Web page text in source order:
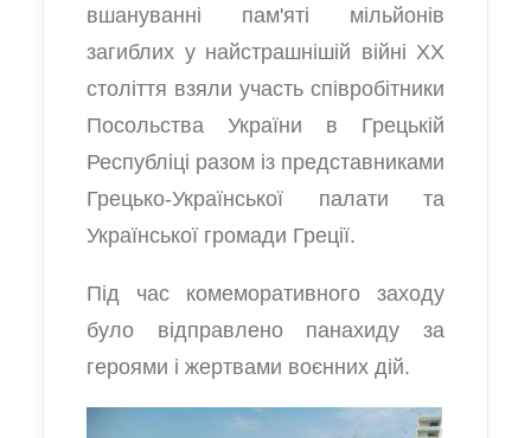
вшануванні пам'яті мільйонів
загиблих у найстрашнішій війні ХХ
століття взяли участь співробітники
Посольства України в Грецькій
Республіці разом із представниками
Грецько-Української палати та
Української громади Греції.
Під час комеморативного заходу
було відправлено панахиду за
героями і жертвами воєнних дій.